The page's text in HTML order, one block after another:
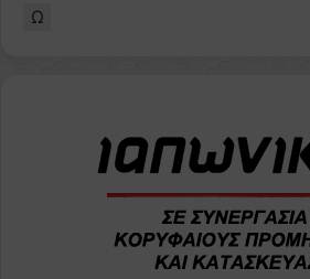
Ω